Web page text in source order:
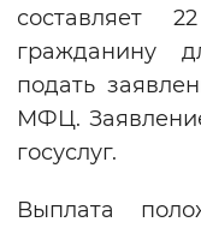
составляет
гражданину
подать
МФЦ.
госуслуг.
Выплата